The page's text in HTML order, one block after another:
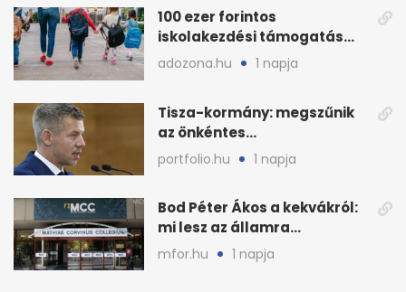
100 ezer forintos
iskolakezdési támogatás
2026 őszén: adózás,
munkáltatói plusz
adozona.hu 1 napja
Tisza-kormány: megszűnik
az önkéntes
fogyasztáscsökkentés
portfolio.hu 1 napja
Bod Péter Ákos a kekvákról:
mi lesz az államra
visszaszálló vagyonnal?
mfor.hu 1 napja